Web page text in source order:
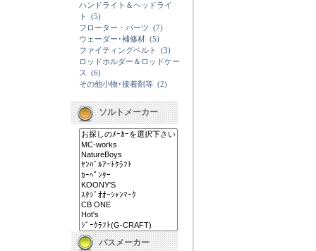
ハンドライト＆ヘッドライ
ト
(5)
フローター・パーツ (7)
ウェーダー･補修材 (5)
ファイティングベルト
(3)
ロッドホルダー＆ロッドケー
ス
(6)
その他小物･接着剤等 (2)
ソルトメーカー
バスメーカー